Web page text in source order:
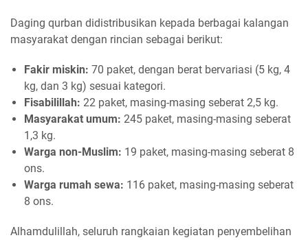
Daging qurban didistribusikan kepada berbagai kalangan
masyarakat dengan rincian sebagai berikut:
Fakir miskin: 70 paket, dengan berat bervariasi (5 kg, 4
kg, dan 3 kg) sesuai kategori.
Fisabilillah: 22 paket, masing-masing seberat 2,5 kg.
Masyarakat umum: 245 paket, masing-masing seberat
1,3 kg.
Warga non-Muslim: 19 paket, masing-masing seberat 8
ons.
Warga rumah sewa: 116 paket, masing-masing seberat
8 ons.
Alhamdulillah, seluruh rangkaian kegiatan penyembelihan